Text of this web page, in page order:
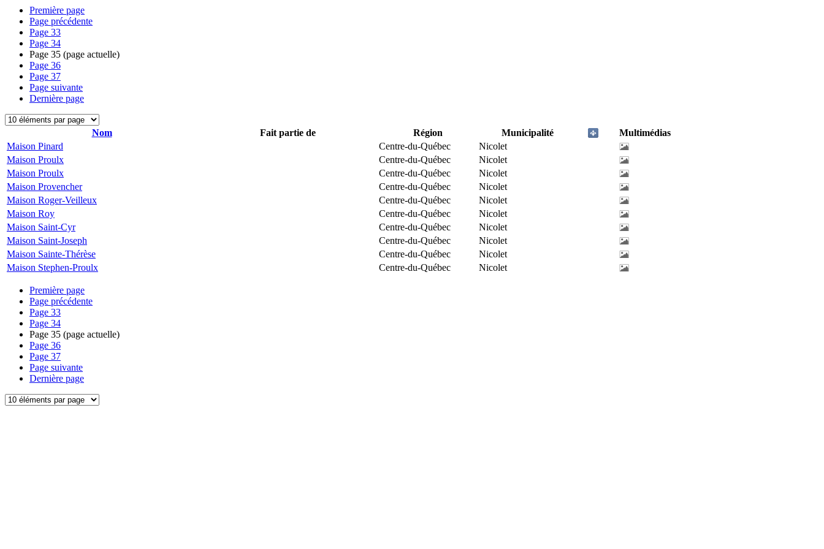
Première page
Page précédente
Page 33
Page 34
Page 35 (page actuelle)
Page 36
Page 37
Page suivante
Dernière page
Nom Fait partie de Région Municipalité
Multimédias
Maison Pinard
Centre-du-Québec
Nicolet
Maison Proulx
Centre-du-Québec
Nicolet
Maison Proulx
Centre-du-Québec
Nicolet
Maison Provencher
Centre-du-Québec
Nicolet
Maison Roger-Veilleux
Centre-du-Québec
Nicolet
Maison Roy
Centre-du-Québec
Nicolet
Maison Saint-Cyr
Centre-du-Québec
Nicolet
Maison Saint-Joseph
Centre-du-Québec
Nicolet
Maison Sainte-Thérèse
Centre-du-Québec
Nicolet
Maison Stephen-Proulx
Centre-du-Québec Nicolet
Première page
Page précédente
Page 33
Page 34
Page 35 (page actuelle)
Page 36
Page 37
Page suivante
Dernière page